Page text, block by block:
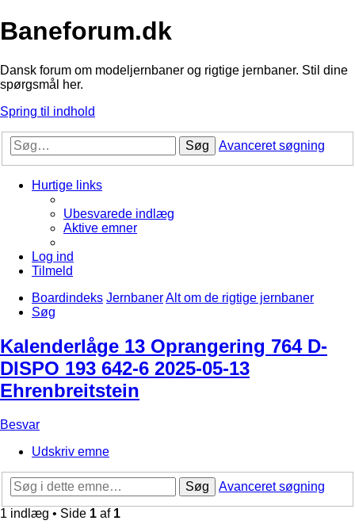
Baneforum.dk
Dansk forum om modeljernbaner og rigtige jernbaner. Stil dine
spørgsmål her.
Spring til indhold
Søg Avanceret søgning
Hurtige links
Ubesvarede indlæg
Aktive emner
Log ind
Tilmeld
Boardindeks JernbanerAlt om de rigtige jernbaner
Søg
Kalenderlåge 13 Oprangering 764 D-
DISPO 193 642-6 2025-05-13
Ehrenbreitstein
Besvar
Udskriv emne
Søg
Avanceret søgning
1 indlæg • Side 1 af 1